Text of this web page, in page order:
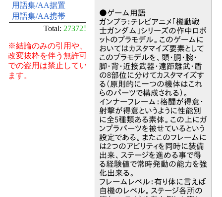
用語集/AA据置
用語集/AA携帯
Total: 273725
※結論のみの引用や、
改変抜粋を伴う無許可
での盗用は禁止してい
ます。
●ゲーム用語
ガンプラ：テレビアニメ「機動戦
士ガンダム」シリーズの作中ロボ
ットのプラモデル。このゲームに
おいてはカスタマイズ要素として
このプラモデルを、頭・胴・腕・
脚・背・近接武器・遠距離武・盾
の8部位に分けてカスタマイズす
る（原則的に一つの機体はこれ
らのパーツで構成される）。
インナーフレーム：格闘が得意・
射撃が得意というように性能別
に全5種類ある素体。この上にガ
ンプラパーツを被せているという
設定である。またこのフレームに
は2つのアビリティを同時に装備
出来、ステージを進める事で得
る経験値で常時発動の能力を強
化出来る。
フレームレベル：有り体に言えば
自機のレベル。ステージ各所の